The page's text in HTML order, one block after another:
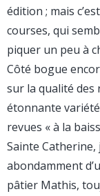
édition ; mais
courses, qui
piquer un peu à
Côté bogue
sur la qualité
étonnante
revues « à la
Sainte Catherine,
abondamment
pâtier Mathis,